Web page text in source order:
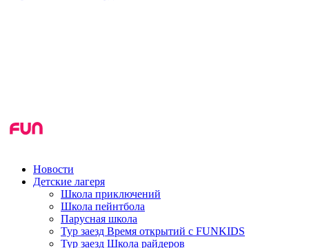
Новости
Детские лагеря
Школа приключений
Школа пейнтбола
Парусная школа
Тур заезд Время открытий с FUNKIDS
Тур заезд Школа райдеров